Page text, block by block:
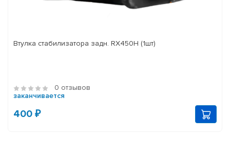
Втулка стабилизатора задн. RX450H (1шт)
0 отзывов
заканчивается
400 ₽